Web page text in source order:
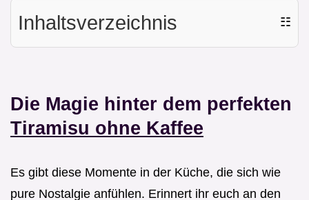
Inhaltsverzeichnis ☷
Die Magie hinter dem perfekten
Tiramisu ohne Kaffee
Es gibt diese Momente in der Küche, die sich wie
pure Nostalgie anfühlen. Erinnert ihr euch an den